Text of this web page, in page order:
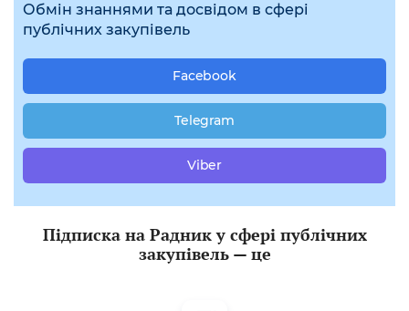
Обмін знаннями та досвідом в сфері
публічних закупівель
Facebook
Telegram
Viber
Підписка на Радник у сфері публічних
закупівель — це